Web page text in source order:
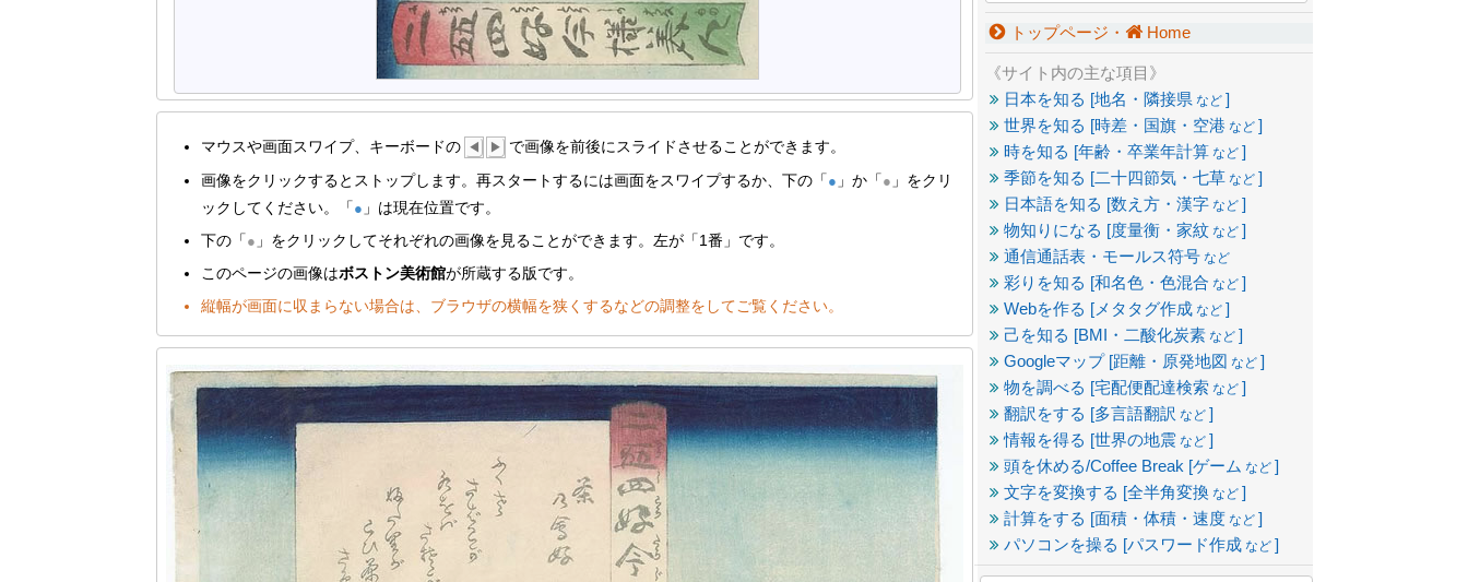
マウスや画面スワイプ、キーボードの ◀ ▶
で画像を前後にスライドさせることができます。
画像をクリックするとストップします。再スタートするには画面をスワイプするか、下の「 ● 」か「 ● 」をクリ
ックしてください。「 ● 」は現在位置です。
下の「 ● 」をクリックしてそれぞれの画像を見ることができます。左が「1番」です。
このページの画像はボストン美術館が所蔵する版です。
縦幅が画面に収まらない場合は、ブラウザの横幅を狭くするなどの調整をしてご覧ください。
トップページ・ Home
《サイト内の主な項目》
日本を知る [地名・隣接県 など ]
世界を知る [時差・国旗・空港 など ]
時を知る [年齢・卒業年計算 など ]
季節を知る [二十四節気・七草 など ]
日本語を知る [数え方・漢字 など ]
物知りになる [度量衡・家紋 など ]
通信通話表・モールス符号 など
彩りを知る [和名色・色混合 など ]
Webを作る [メタタグ作成 など ]
己を知る [BMI・二酸化炭素 など ]
Googleマップ [距離・原発地図 など ]
物を調べる [宅配便配達検索 など ]
翻訳をする [多言語翻訳 など ]
情報を得る [世界の地震 など ]
頭を休める/Coffee Break [ゲーム など ]
文字を変換する [全半角変換 など ]
計算をする [面積・体積・速度 など ]
パソコンを操る [パスワード作成 など ]